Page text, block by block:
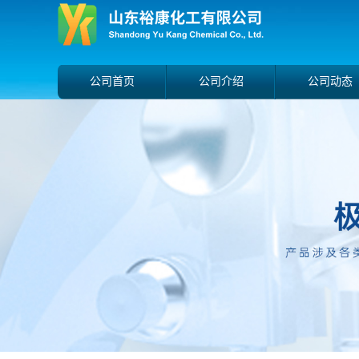
公司首页 公司介绍 公司动态